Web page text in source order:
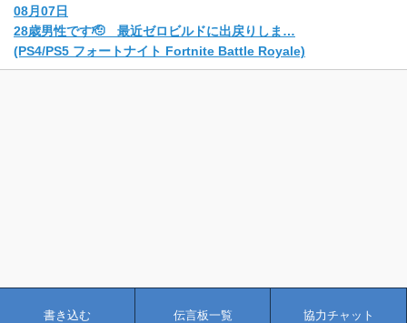
08月07日
28歳男性です🫡 最近ゼロビルドに出戻りしま…
(PS4/PS5 フォートナイト Fortnite Battle Royale)
書き込む 伝言板一覧 協力チャット